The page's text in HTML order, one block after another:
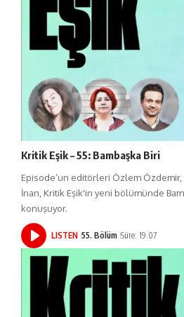
Kritik Eşik – 55: Bambaşka Biri
Episode’un editörleri Özlem Özdemir,
İnan, Kritik Eşik'in yeni bölümünde
konuşuyor.
LISTEN 55. Bölüm Süre: 19:07